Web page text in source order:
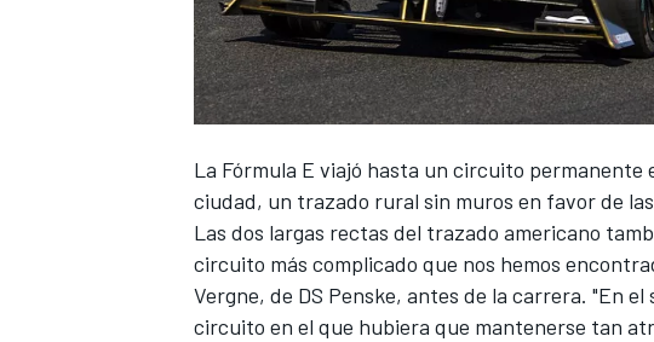
La Fórmula E viajó hasta un circuito permanente
ciudad, un trazado rural sin muros en favor de
Las dos largas rectas del trazado americano
circuito más complicado que nos hemos
Vergne, de DS Penske, antes de la carrera. "En
circuito en el que hubiera que mantenerse tan